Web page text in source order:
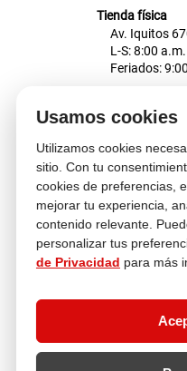
Usamos cookies
Utilizamos cookies
sitio. Con tu
cookies de preferencias,
mejorar tu experiencia,
contenido relevante.
personalizar tus
de Privacidad para más
Tienda física
Av. Iquitos
L-S: 8:00
Feriados:
Atención al cliente
Descubre más